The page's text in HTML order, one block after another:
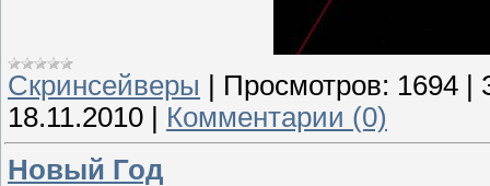
Скринсейверы | Просмотров: 1694 |
18.11.2010 | Комментарии (0)
Новый Год